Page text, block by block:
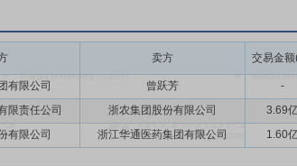
日合资公司石原金牛。公司旗下“惠多利”品牌为
重点商标保护名录；“浙农耘”品牌被评为中国农
亚钾国际、雅苒国际、欧洲化学(福地斯)、阿康
、UPL、美爱保（龙灯）、日产化学、新安化工等
料、高端农药经营方面具备较强的资源整合能力
区域经销权，是宝马在华战略合作伙伴、凯迪拉
一，多个产品拥有“优质中药饮片”“浙产名药”“浙
卖方 交易金
有限公司 曾跃芳 -
限责任公司 浙农集团股份有限公司 3.69
有限公司 浙江华通医药集团有限公司 1.60